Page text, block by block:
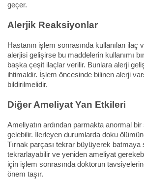
geçer.
Alerjik Reaksiyonlar
Hastanın işlem sonrasında kullanılan ilaç
alerjisi gelişirse bu maddelerin kullanımı
başka çeşit ilaçlar verilir. Bunlara alerji
ihtimaldir. İşlem öncesinde bilinen alerji
bildirilmelidir.
Diğer Ameliyat Yan Etkileri
Ameliyatın ardından parmakta anormal
gelebilir. İlerleyen durumlarda doku
Tırnak parçası tekrar büyüyerek batmaya
tekrarlayabilir ve yeniden ameliyat
için işlem sonrasında doktorun
önem taşır.